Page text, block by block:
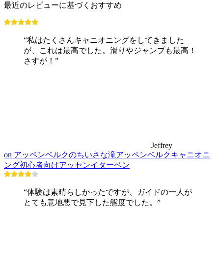
最近のレビューに基づくおすすめ
“私はたくさんキャニオニングをしてきました
が、これは最高でした。滑りやジャンプも最高！
さすが！”
Jeffrey
on アッペンベルクのちいさな滝アッペンベルクキャニオニ
ング初心者向けアッセンイターベン
“体験は素晴らしかったですが、ガイドの一人が
とても意地悪で見下した態度でした。”